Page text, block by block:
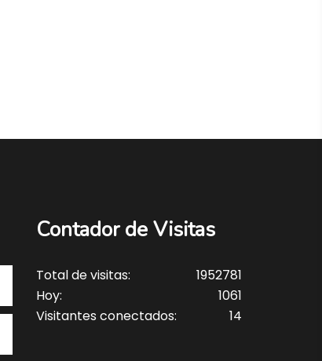
Contador de Visitas
1952781
Total de visitas:
1061
Hoy:
14
Visitantes conectados: